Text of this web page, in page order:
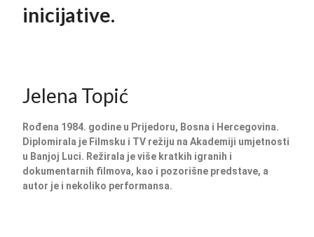
inicijative.
Jelena Topić
Rođena 1984. godine u Prijedoru, Bosna i Hercegovina.
Diplomirala je Filmsku i TV režiju na Akademiji umjetnosti
u Banjoj Luci. Režirala je više kratkih igranih i
dokumentarnih filmova, kao i pozorišne predstave, a
autor je i nekoliko performansa.